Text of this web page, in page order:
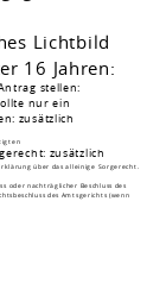
Lichtbild
16 Jahren:
stellen:
nur ein
zusätzlich
zusätzlich
über das alleinige Sorgerecht.
oder nachträglicher Beschluss des
des Amtsgerichts (wenn